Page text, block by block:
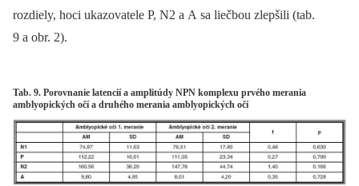
rozdiely, hoci ukazovatele P, N2 a A sa liečbou zlepšili (tab.
9 a obr. 2).
Tab. 9. Porovnanie latencií a amplitúdy NPN komplexu prvého merania
amblyopických očí a druhého merania amblyopických očí